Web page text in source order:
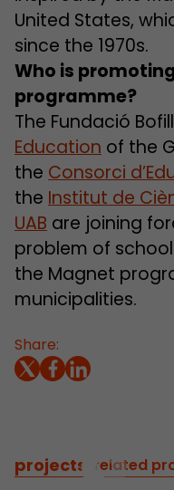
Share:
United States,
since the 1970s.
Who is
programme?
The Fundació
Education of the
the Consorci
the Institut de
UAB are joining
problem of
the Magnet
municipalities.
projects related